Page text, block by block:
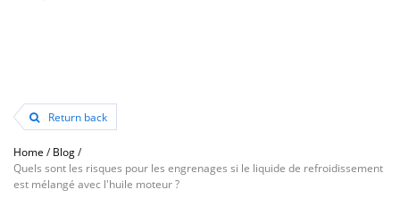
Return back
Home /Blog/
Quels sont les risques pour les engrenages si le liquide de refroidissement
est mélangé avec l'huile moteur ?